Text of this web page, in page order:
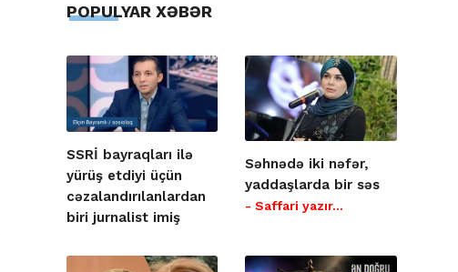
POPULYAR XƏBƏR
SSRİ bayraqları ilə
yürüş etdiyi üçün
cəzalandırılanlardan
biri jurnalist imiş
Səhnədə iki nəfər,
yaddaşlarda bir səs
- Saffari yazır…